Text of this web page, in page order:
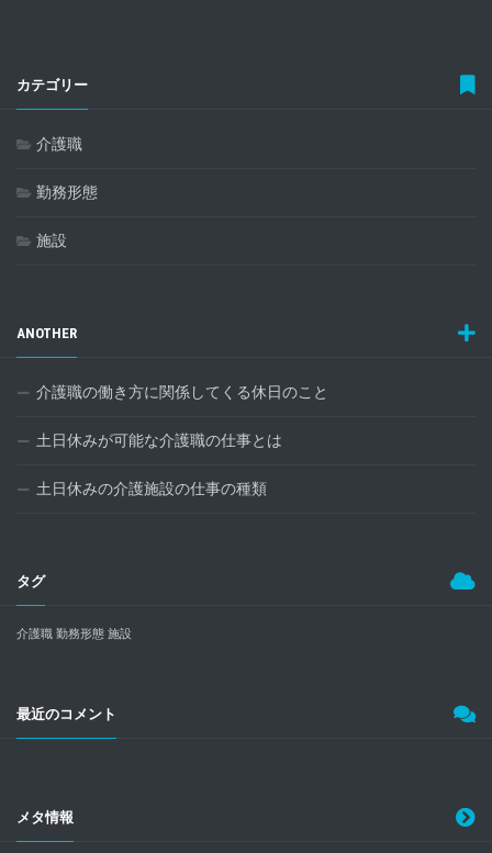
カテゴリー
介護職
勤務形態
施設
ANOTHER
介護職の働き方に関係してくる休日のこと
土日休みが可能な介護職の仕事とは
土日休みの介護施設の仕事の種類
タグ
介護職 勤務形態 施設
最近のコメント
メタ情報